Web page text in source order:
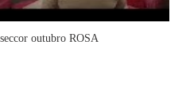
seccor outubro ROSA